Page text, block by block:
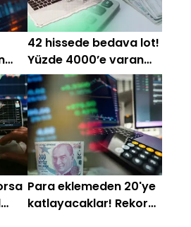
42 hissede bedava lot!
Yüzde 4000’e varan
bedelsiz listesi
Para eklemeden 20'ye
katlayacaklar! Rekor